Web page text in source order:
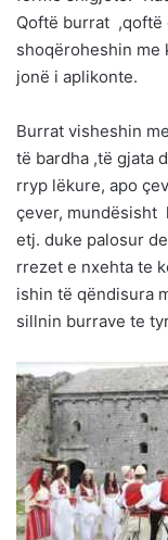
Qoftë burrat
shoqëroheshin me
jonë i aplikonte.
Burrat visheshin
të bardha ,të gjata
rryp lëkure, apo
çever,
etj. duke palosur
rrezet e nxehta te
ishin të qëndisura
sillnin burrave te